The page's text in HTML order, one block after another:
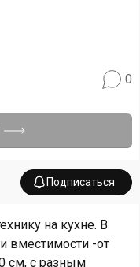
0
Подписаться
на кухне. В
вместимости -от
см, с разным